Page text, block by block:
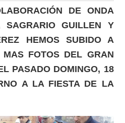
DE ONDA
SAGRARIO GUILLEN Y
HEMOS SUBIDO A
FOTOS DEL GRAN
PASADO DOMINGO, 18
A LA FIESTA DE LA